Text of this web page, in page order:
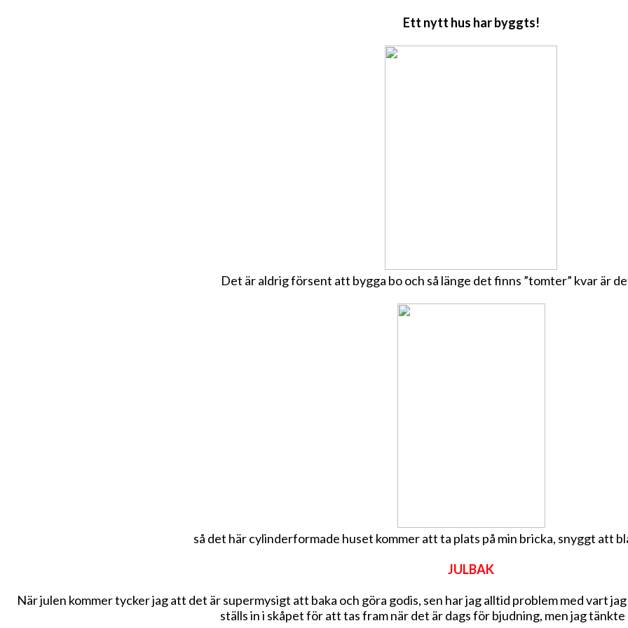
Ett nytt hus har byggts!
Det är aldrig försent att bygga bo och så länge det finns ”tomter” kvar är
så det här cylinderformade huset kommer att ta plats på min bricka, snyggt att
JULBAK
När julen kommer tycker jag att det är supermysigt att baka och göra godis, sen har jag alltid problem med vart
ställs in i skåpet för att tas fram när det är dags för bjudning, men jag